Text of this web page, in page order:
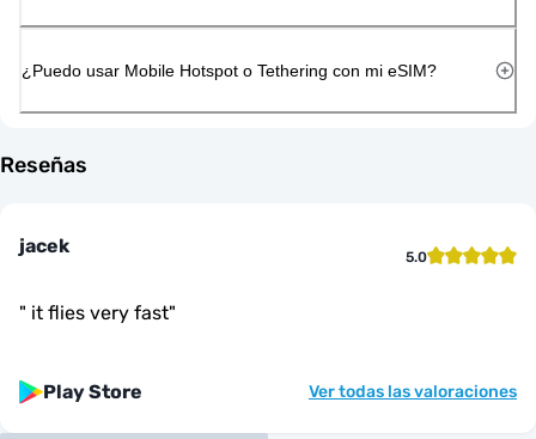
¿Puedo usar Mobile Hotspot o Tethering con mi eSIM?
Reseñas
jacek 5.0
" it flies very fast"
Play Store Ver todas las valoraciones